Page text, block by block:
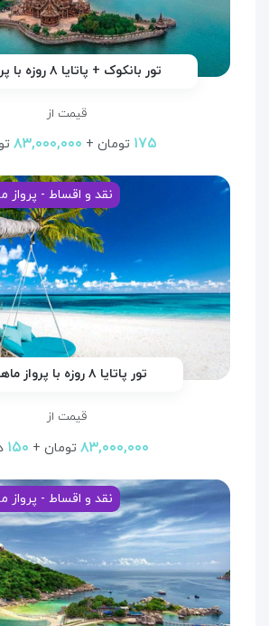
تور بانکوک + پاتایا ۸ روزه با پرواز…
قیمت از
۱۷۵ تومان + ۸۳,۰۰۰,۰۰۰
نقد و اقساط - پرواز
تور پاتایا ۸ روزه با پرواز ماهان
قیمت از
۸۳,۰۰۰,۰۰۰ تومان + ۱۵۰
نقد و اقساط - پرواز